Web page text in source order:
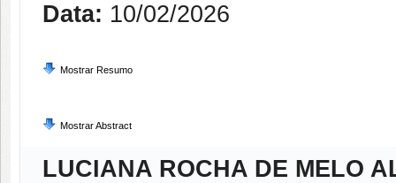
Data: 10/02/2026
Mostrar Resumo
Mostrar Abstract
LUCIANA ROCHA DE MELO